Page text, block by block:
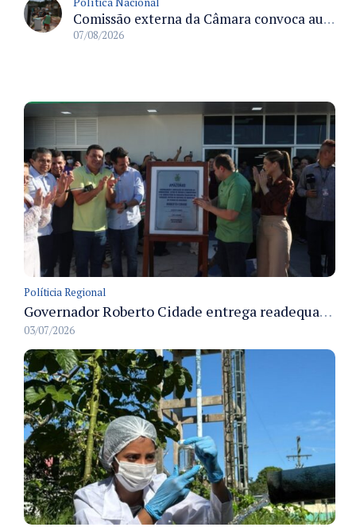
Comissão externa da Câmara convoca audiência pública sobre chuvas na Zona da Mata de Minas Gerais e impactos em Juiz de Fora
07/08/2026
Políticia Regional
Governador Roberto Cidade entrega readequação do ambulatório da FCecon e amplia capacidade de atendimento oncológico em Manaus
03/07/2026